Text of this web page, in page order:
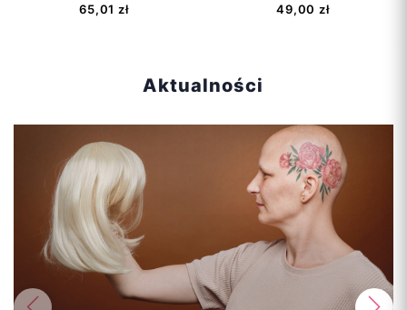
Amoena Priform
65,01 zł 49,00 zł
Aktualności